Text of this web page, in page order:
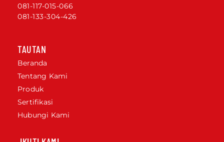
081-117-015-066
081-133-304-426
TAUTAN
Beranda
Tentang Kami
Produk
Sertifikasi
Hubungi Kami